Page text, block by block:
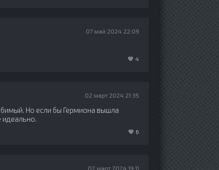
07 май 2024 22:09
🤎 4
02 март 2024 21:35
Но если бы Гермиона вышла
идеально.
🤎 6
02 март 2024 19:11